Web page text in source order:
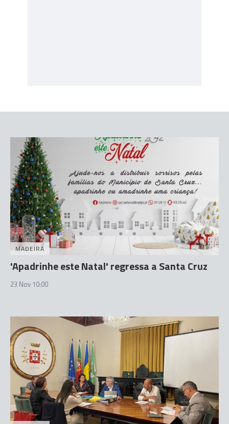
MADEIRA
'Apadrinhe este Natal' regressa a Santa Cruz
23 Nov 10:00